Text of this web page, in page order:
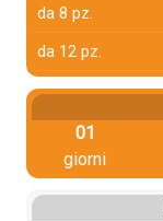
da 8 pz.
da 12 pz.
01
giorni